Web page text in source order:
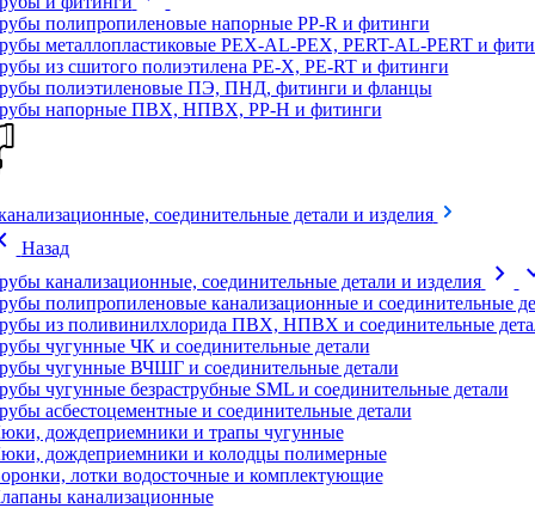
полипропиленовые напорные PP-R и фитинги
металлопластиковые PEX-AL-PEX, PERT-AL-PERT и
из сшитого полиэтилена PE-X, PE-RT и фитинги
полиэтиленовые ПЭ, ПНД, фитинги и фланцы
напорные ПВХ, НПВХ, PP-H и фитинги
соединительные детали и изделия
Назад
канализационные, соединительные детали и изделия
chevron_right
полипропиленовые канализационные и соединительные
из поливинилхлорида ПВХ, НПВХ и соединительные
чугунные ЧК и соединительные детали
чугунные ВЧШГ и соединительные детали
чугунные безраструбные SML и соединительные детали
асбестоцементные и соединительные детали
дождеприемники и трапы чугунные
дождеприемники и колодцы полимерные
лотки водосточные и комплектующие
канализационные